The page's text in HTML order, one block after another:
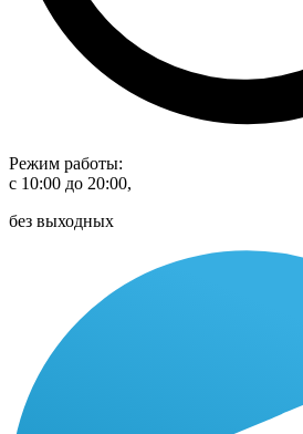
Режим работы:
с 10:00 до 20:00,
без выходных